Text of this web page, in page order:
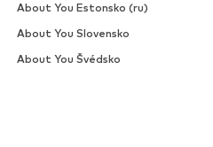
About You Estonsko (ru)
About You Slovensko
About You Švédsko